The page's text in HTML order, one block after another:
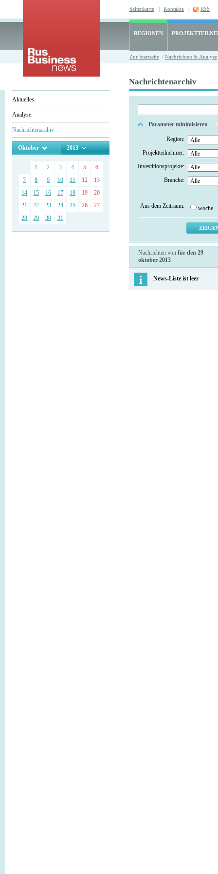
Seitenkarte | Kontakte | RSS
REGIONEN
Zur Startseite / Nachrichten & Analyse
Aktuelles
Analyse
Nachrichtenarchiv
Oktober 2013
1 2 3 4 5
6
7
8 9 10 11 12
13
14
15 16 17 18 19
20
21
22 23 24 25 26
27
28
29 30 31
Nachrichtenarchiv
Parameter minimisieren
Region:
Projektteilnehmer:
Investitionsprojekte:
Branche:
Aus dem Zeitraum: woche
Nachrichten von für den 29
oktober 2013
News-Liste ist leer